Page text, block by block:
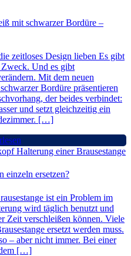
mit schwarzer Bordüre –
zeitloses Design lieben Es gibt
Und es gibt
Mit dem neuen
Bordüre präsentieren
der beides verbindet:
und setzt gleichzeitig ein
[…]
einzeln ersetzen?
ist ein Problem im
wird täglich benutzt und
Zeit verschleißen können. Viele
ersetzt werden muss.
– aber nicht immer. Bei einer
dem […]